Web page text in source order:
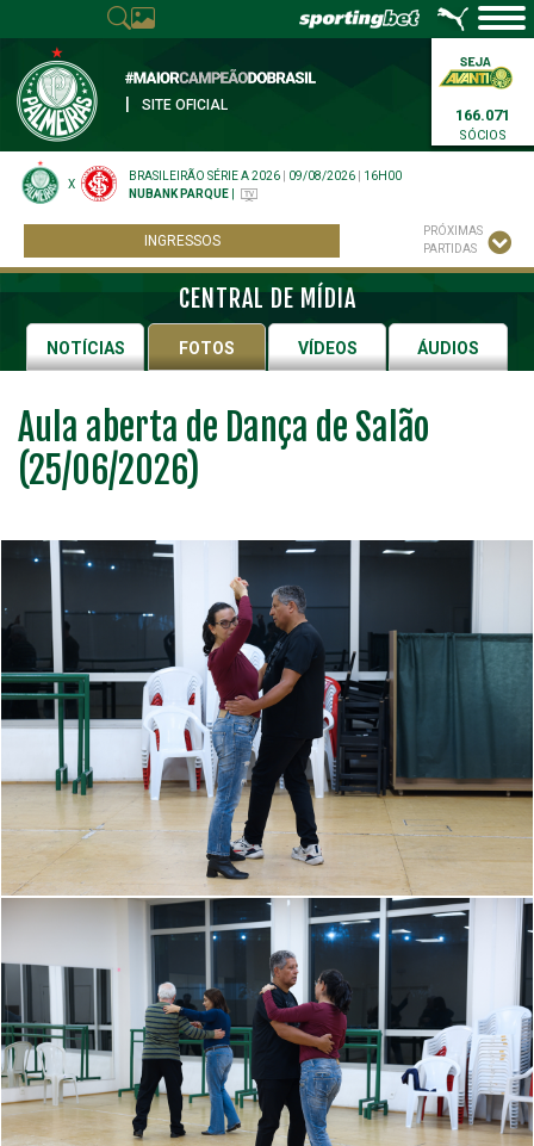
SITE OFICIAL
166.071
SÓCIOS
X
BRASILEIRÃO SÉRIE A 2026 09/08/2026
16H00
NUBANK PARQUE
INGRESSOS
PRÓXIMAS
PARTIDAS
CENTRAL DE MÍDIA
NOTÍCIAS FOTOS VÍDEOS ÁUDIOS
Aula aberta de Dança de Salão
(25/06/2026)